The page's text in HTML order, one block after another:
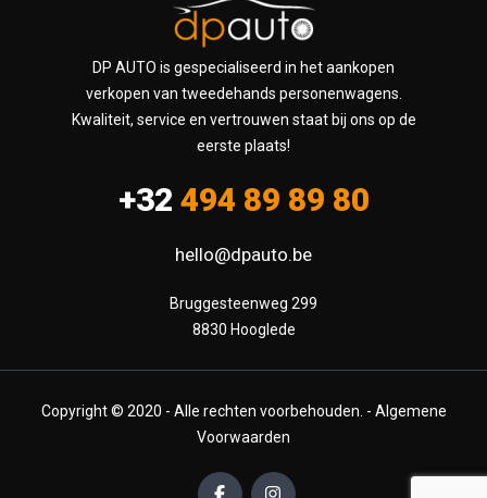
DP AUTO is gespecialiseerd in het aankopen
verkopen van tweedehands personenwagens.
Kwaliteit, service en vertrouwen staat bij ons op de
eerste plaats!
+32 494 89 89 80
hello@dpauto.be
Bruggesteenweg 299
8830 Hooglede
Copyright © 2020 - Alle rechten voorbehouden. - Algemene
Voorwaarden